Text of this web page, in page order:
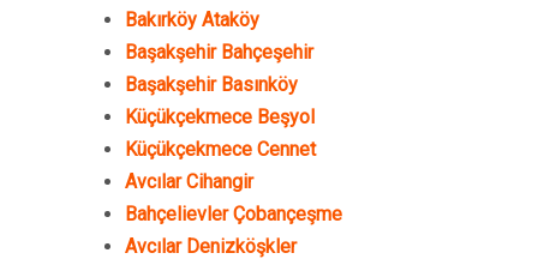
Bakırköy Ataköy
Başakşehir Bahçeşehir
Başakşehir Basınköy
Küçükçekmece Beşyol
Küçükçekmece Cennet
Avcılar Cihangir
Bahçelievler Çobançeşme
Avcılar Denizköşkler